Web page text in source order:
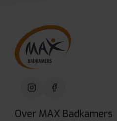
Over MAX Badkamers